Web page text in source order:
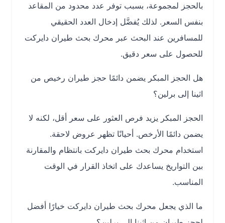
بالحجز لمجموعة، بسبب توفر عدد محدود من المقاعد
بنفس السعر. لذلك يُفضَّل إدخال العدد الحقيقي
للمسافرين عند البحث عبر محرك بحث طيران دايركت
للحصول على سعر دقيق.
هل الحجز المبكر يضمن دائمًا حجز طيران رخيص من
اثينا إلى برلين؟
الحجز المبكر يزيد فرص العثور على سعر أقل، لكنه لا
يضمن دائمًا الأرخص. أحيانًا تظهر عروض لاحقة.
استخدام محرك بحث طيران دايركت بانتظام والمقارنة
بين التواريخ يساعدك على اتخاذ القرار في الوقت
المناسب.
ما الذي يجعل محرك بحث طيران دايركت خيارًا أفضل